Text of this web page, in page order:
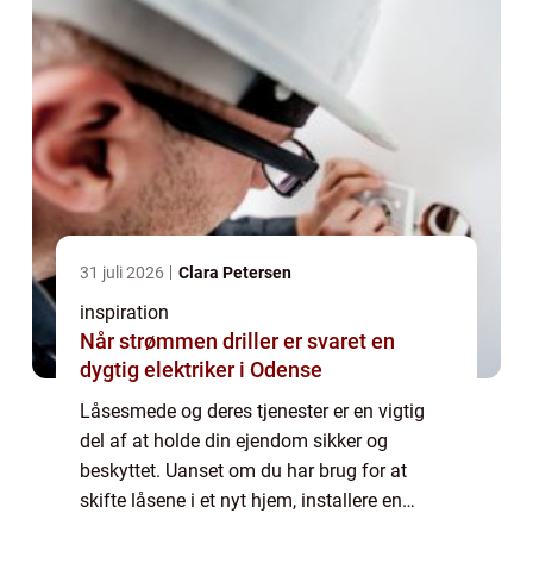
31 juli 2026 Clara Petersen
inspiration
Når strømmen driller er svaret en
dygtig elektriker i Odense
Låsesmede og deres tjenester er en vigtig
del af at holde din ejendom sikker og
beskyttet. Uanset om du har brug for at
skifte låsene i et nyt hjem, installere en